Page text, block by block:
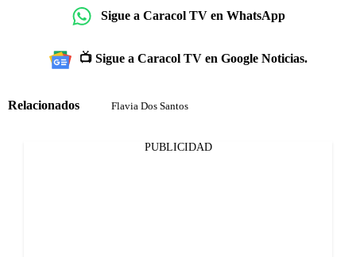
Sigue a Caracol TV en WhatsApp
📺 Sigue a Caracol TV en Google Noticias.
Relacionados Flavia Dos Santos
PUBLICIDAD